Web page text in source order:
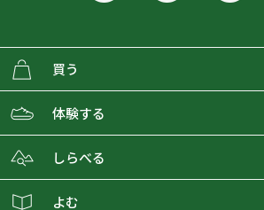
買う
ECMALLの商品をさがす
取り扱いブランド一覧
体験する
おとな女子登山部
しらべる
登山レポート
よむ